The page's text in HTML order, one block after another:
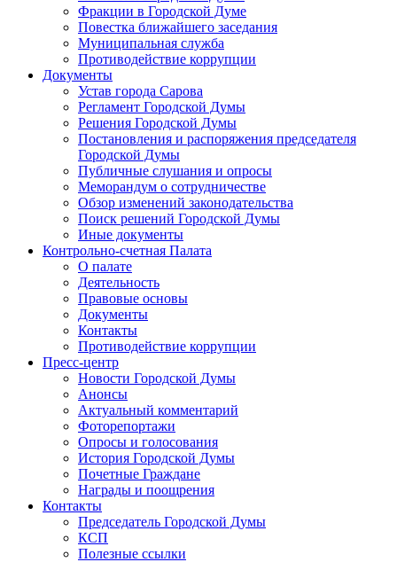
Фракции в Городской Думе
Повестка ближайшего заседания
Муниципальная служба
Противодействие коррупции
Документы
Устав города Сарова
Регламент Городской Думы
Решения Городской Думы
Постановления и распоряжения председателя
Городской Думы
Публичные слушания и опросы
Меморандум о сотрудничестве
Обзор изменений законодательства
Поиск решений Городской Думы
Иные документы
Контрольно-счетная Палата
О палате
Деятельность
Правовые основы
Документы
Контакты
Противодействие коррупции
Пресс-центр
Новости Городской Думы
Анонсы
Актуальный комментарий
Фоторепортажи
Опросы и голосования
История Городской Думы
Почетные Граждане
Награды и поощрения
Контакты
Председатель Городской Думы
КСП
Полезные ссылки